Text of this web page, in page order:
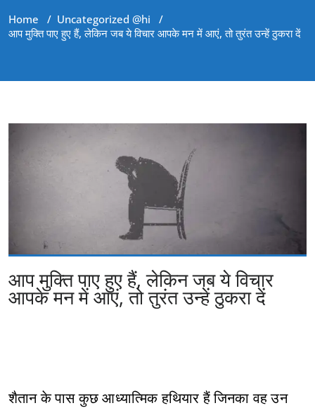
Home / Uncategorized @hi /
आप मुक्ति पाए हुए हैं, लेकिन जब ये विचार आपके मन में आएं, तो तुरंत उन्हें ठुकरा दें
आप मुक्ति पाए हुए हैं, लेकिन जब ये विचार
आपके मन में आएं, तो तुरंत उन्हें ठुकरा दें
शैतान के पास कुछ आध्यात्मिक हथियार हैं जिनका वह उन